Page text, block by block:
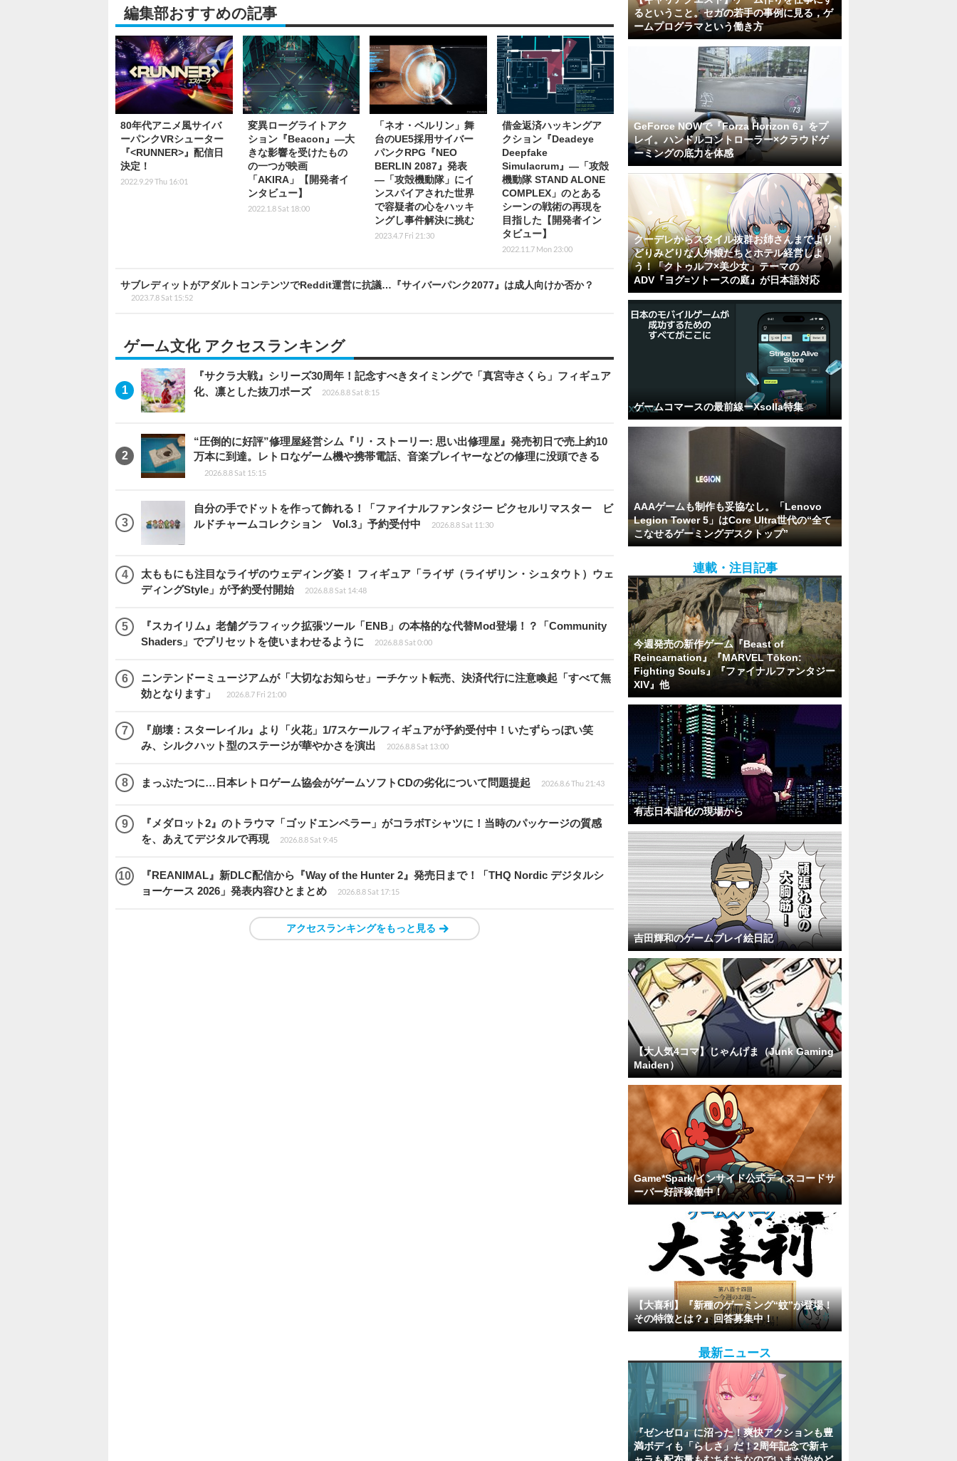
編集部おすすめの記事
80年代アニメ風サイバ
ーパンクVRシューター
『<RUNNER>』配信日
決定！
2022.9.29 Thu 16:01
変異ローグライトアク
ション『Beacon』―大
きな影響を受けたもの
の一つが映画
「AKIRA」【開発者イ
ンタビュー】
2022.1.8 Sat 18:00
「ネオ・ベルリン」舞
台のUE5採用サイバー
パンクRPG『NEO
BERLIN 2087』発表
―「攻殻機動隊」にイ
ンスパイアされた世界
で容疑者の心をハッキ
ングし事件解決に挑む
2023.4.7 Fri 21:30
借金返済ハッキングア
クション『Deadeye
Deepfake
Simulacrum』―「攻殻
機動隊 STAND ALONE
COMPLEX」のとある
シーンの戦術の再現を
目指した【開発者イン
タビュー】
2022.11.7 Mon 23:00
サブレディットがアダルトコンテンツでReddit運営に抗議…『サイバーパンク2077』は成人向けか否か？
2023.7.8 Sat 15:52
ゲーム文化 アクセスランキング
『サクラ大戦』シリーズ30周年！記念すべきタイミングで「真宮寺さくら」フィギュア
化、凛とした抜刀ポーズ
2026.8.8 Sat 8:15
“圧倒的に好評”修理屋経営シム『リ・ストーリー: 思い出修理屋』発売初日で売上約10
万本に到達。レトロなゲーム機や携帯電話、音楽プレイヤーなどの修理に没頭できる
2026.8.8 Sat 15:15
自分の手でドットを作って飾れる！「ファイナルファンタジー ピクセルリマスター ビ
ルドチャームコレクション Vol.3」予約受付中
2026.8.8 Sat 11:30
太ももにも注目なライザのウェディング姿！ フィギュア「ライザ（ライザリン・シュタウト）ウェ
ディングStyle」が予約受付開始
2026.8.8 Sat 14:48
『スカイリム』老舗グラフィック拡張ツール「ENB」の本格的な代替Mod登場！？「Community
Shaders」でプリセットを使いまわせるように
2026.8.8 Sat 0:00
ニンテンドーミュージアムが「大切なお知らせ」ーチケット転売、決済代行に注意喚起「すべて無
効となります」
2026.8.7 Fri 21:00
『崩壊：スターレイル』より「火花」1/7スケールフィギュアが予約受付中！いたずらっぽい笑
み、シルクハット型のステージが華やかさを演出
2026.8.8 Sat 13:00
まっぷたつに…日本レトロゲーム協会がゲームソフトCDの劣化について問題提起 2026.8.6 Thu 21:43
『メダロット2』のトラウマ「ゴッドエンペラー」がコラボTシャツに！当時のパッケージの質感
を、あえてデジタルで再現
2026.8.8 Sat 9:45
『REANIMAL』新DLC配信から『Way of the Hunter 2』発売日まで！「THQ Nordic デジタルシ
ョーケース 2026」発表内容ひとまとめ
2026.8.8 Sat 17:15
アクセスランキングをもっと見る
るということ。セガの若手の事例に見る，ゲ
ームプログラマという働き方
GeForce NOWで『Forza Horizon 6』をプ
レイ。ハンドルコントローラー×クラウドゲ
ーミングの底力を体感
クーデレからスタイル抜群お姉さんまでより
どりみどりな人外娘たちとホテル経営しよ
う！「クトゥルフ×美少女」テーマの
ADV『ヨグ=ソトースの庭』が日本語対応
ゲームコマースの最前線ーXsolla特集
AAAゲームも制作も妥協なし。「Lenovo
Legion Tower 5」はCore Ultra世代の“全て
こなせるゲーミングデスクトップ”
連載・注目記事
今週発売の新作ゲーム『Beast of
Reincarnation』『MARVEL Tōkon:
Fighting Souls』『ファイナルファンタジー
XIV』他
有志日本語化の現場から
吉田輝和のゲームプレイ絵日記
【大人気4コマ】じゃんげま（Junk Gaming
Maiden）
Game*Spark/インサイド公式ディスコードサ
ーバー好評稼働中！
【大喜利】『新種のゲーミング“蚊”が登場！
その特徴とは？』回答募集中！
最新ニュース
『ゼンゼロ』に沼った！爽快アクションも豊
満ボディも「らしさ」だ！2周年記念で新キ